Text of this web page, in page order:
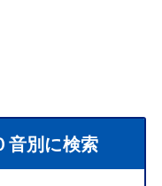
音別に検索